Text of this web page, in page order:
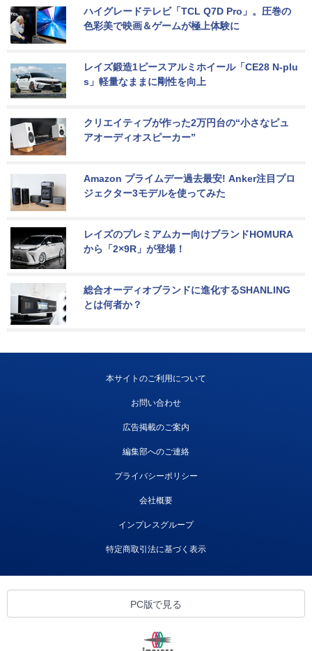
ハイグレードテレビ「TCL Q7D Pro」。圧巻の
色彩美で映画＆ゲームが極上体験に
レイズ鍛造1ピースアルミホイール「CE28 N-plu
s」軽量なままに剛性を向上
クリエイティブが作った2万円台の“小さなピュ
アオーディオスピーカー”
Amazon プライムデー過去最安! Anker注目プロ
ジェクター3モデルを使ってみた
レイズのプレミアムカー向けブランドHOMURA
から「2×9R」が登場！
総合オーディオブランドに進化するSHANLING
とは何者か？
本サイトのご利用について
お問い合わせ
広告掲載のご案内
編集部へのご連絡
プライバシーポリシー
会社概要
インプレスグループ
特定商取引法に基づく表示
PC版で見る